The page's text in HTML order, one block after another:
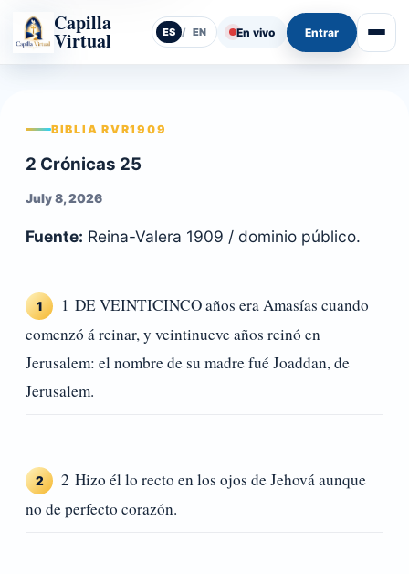
Capilla
Virtual ES / EN En vivo Entrar Abrir
BIBLIA RVR1909
2 Crónicas 25
July 8, 2026
Fuente: Reina-Valera 1909 / dominio público.
1
1 DE VEINTICINCO años era Amasías cuando
comenzó á reinar, y veintinueve años reinó en
Jerusalem: el nombre de su madre fué Joaddan, de
Jerusalem.
2
2 Hizo él lo recto en los ojos de Jehová aunque
no de perfecto corazón.